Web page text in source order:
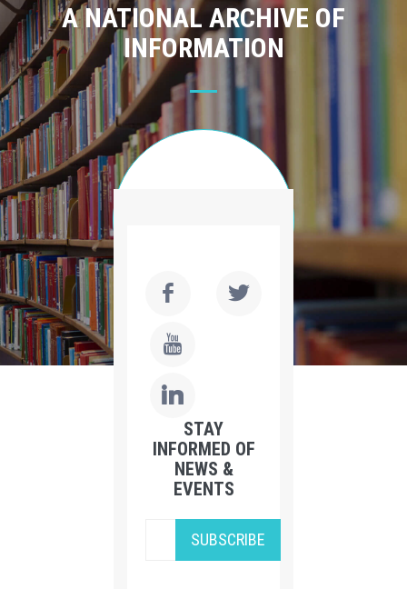
A NATIONAL ARCHIVE OF
INFORMATION
STAY
INFORMED OF
NEWS &
EVENTS
SUBSCRIBE